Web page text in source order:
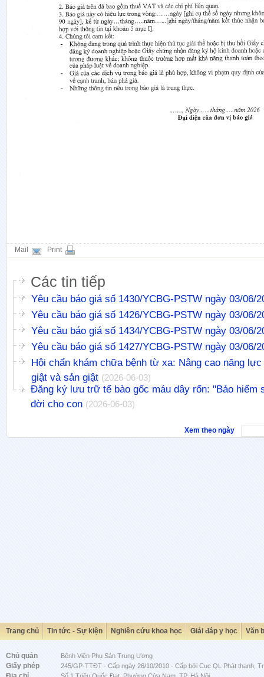
Mail Print
Các tin tiếp
Yêu cầu báo giá số 1430/YCBG-PSTW ngày 03/06/
Yêu cầu báo giá số 1426/YCBG-PSTW ngày 03/06/
Yêu cầu báo giá số 1434/YCBG-PSTW ngày 03/06/
Yêu cầu báo giá số 1427/YCBG-PSTW ngày 03/06/
Hội chẩn khám chữa bệnh từ xa: Nâng cao năng
giật và sản giật (2026-06-03)
Đăng ký lưu trữ tế bào gốc máu dây rốn: "Bảo hiểm
đời cho con (2026-06-03)
Xem theo ngày
Trang chủ Tin tức - Sự kiện Nghiên cứu khoa học Giải đáp y học Văn
Chủ quản Bệnh Viện Phụ Sản Trung Ương
Giấy phép 245/GP-TTĐT - Cấp ngày 26/10/2010 - Cấp bởi Cục QL Phát thanh,